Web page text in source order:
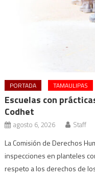
PORTADA TAMAULIPAS
Escuelas con
Codhet
agosto 6, 2026 Staff
La Comisión de Derechos
inspecciones en planteles
respeto a los derechos de